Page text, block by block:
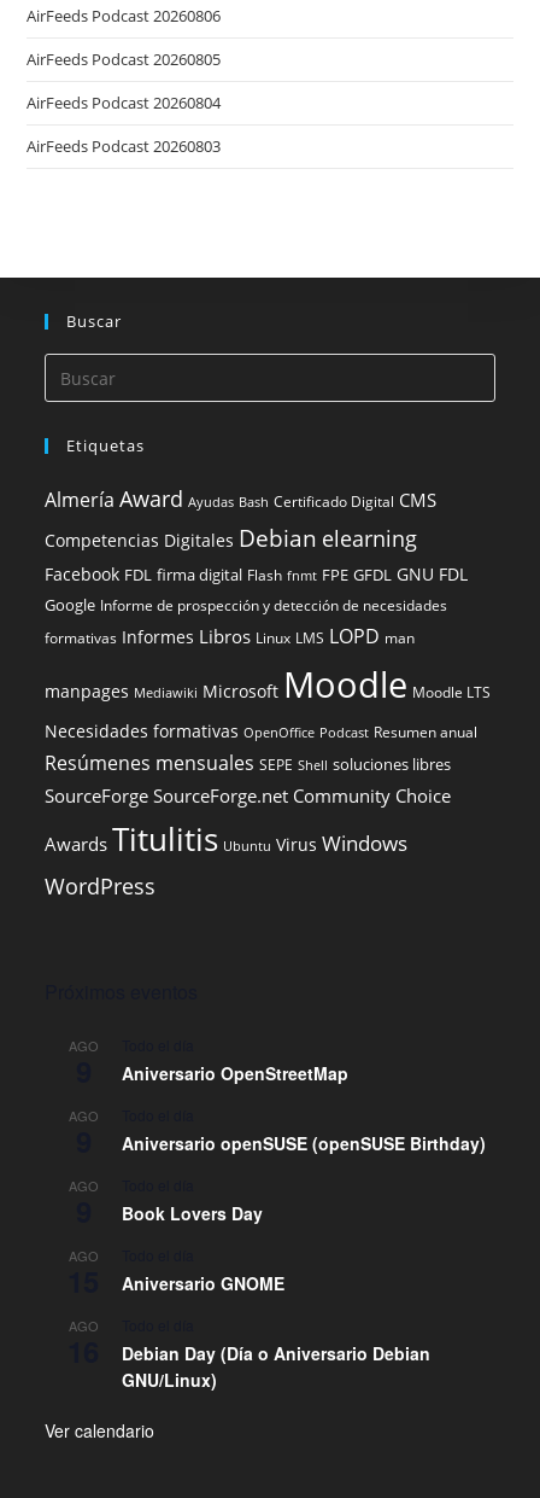
AirFeeds Podcast 20260806
AirFeeds Podcast 20260805
AirFeeds Podcast 20260804
AirFeeds Podcast 20260803
Buscar
Etiquetas
Almería Award Ayudas Bash Certificado Digital CMS
Competencias Digitales Debian elearning
Facebook FDL firma digital Flash fnmt FPE GFDL GNU FDL
Google Informe de prospección y detección de necesidades
formativas Informes Libros Linux LMS LOPD man
manpages Mediawiki Microsoft Moodle Moodle LTS
Necesidades formativas OpenOffice Podcast Resumen anual
Resúmenes mensuales SEPE Shell soluciones libres
SourceForge SourceForge.net Community Choice
Awards Titulitis Ubuntu Virus Windows
WordPress
AGO
Aniversario OpenStreetMap
AGO
Aniversario openSUSE (openSUSE Birthday)
AGO
Book Lovers Day
AGO
Aniversario GNOME
AGO
Debian Day (Día o Aniversario Debian
GNU/Linux)
Ver calendario